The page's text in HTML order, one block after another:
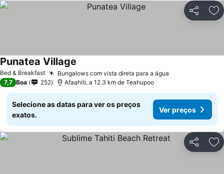
Partilhar
Bed & Breakfast Bungalows com vista direta para a água
Punatea Village
7,7 Boa 252 Afaahiti, a 12.3 km de Teahupoo
Selecione as datas para ver os preços
exatos.
Ver preços
Partilhar